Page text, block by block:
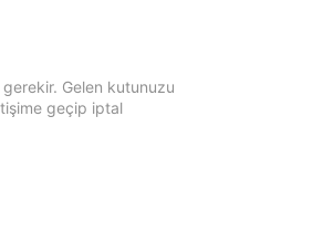
Gelen kutunuzu
geçip iptal